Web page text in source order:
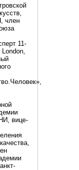
член
11-
вице-